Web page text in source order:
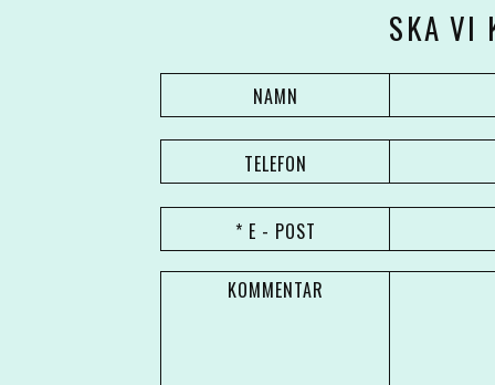
SKA VI
NAMN
TELEFON
* E - POST
KOMMENTAR